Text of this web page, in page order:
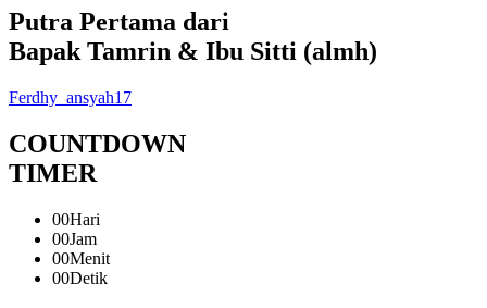
Putra Pertama dari
Bapak Tamrin & Ibu Sitti (almh)
Ferdhy_ansyah17
COUNTDOWN
TIMER
00Hari
00Jam
00Menit
00Detik